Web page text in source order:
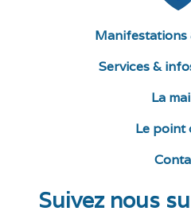
Manifestations
Services &
La
Le point
Suivez nous